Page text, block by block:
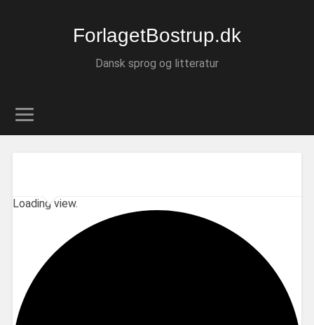
ForlagetBostrup.dk
Dansk sprog og litteratur
Loading view.